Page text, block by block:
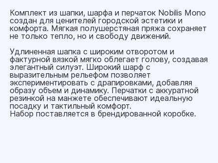
Комплект из шапки, шарфа и перчаток Nobilis Mono
создан для ценителей городской эстетики и
комфорта. Мягкая полушерстяная пряжа сохраняет
не только тепло, но и свободу движений.
Удлиненная шапка с широким отворотом и
фактурной вязкой мягко облегает голову, создавая
элегантный силуэт. Широкий шарф с
выразительным рельефом позволяет
экспериментировать с драпировками, добавляя
образу объем и динамику. Перчатки с аккуратной
резинкой на манжете обеспечивают идеальную
посадку и тактильный комфорт.
Набор поставляется в брендированной коробке.